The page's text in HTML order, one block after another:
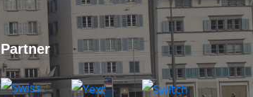
Partner